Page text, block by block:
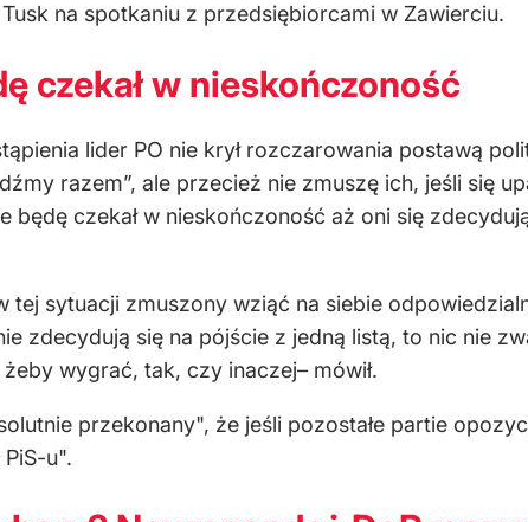
na spotkaniu z przedsiębiorcami w Zawierciu.
czekał w nieskończoność
lider PO nie krył rozczarowania postawą
razem”, ale przecież nie zmuszę ich, jeśli się
będę czekał w nieskończoność aż oni się
tej sytuacji zmuszony wziąć na siebie
zdecydują się na pójście z jedną listą, to nic nie
wygrać, tak, czy inaczej– mówił.
przekonany", że jeśli pozostałe partie
u".